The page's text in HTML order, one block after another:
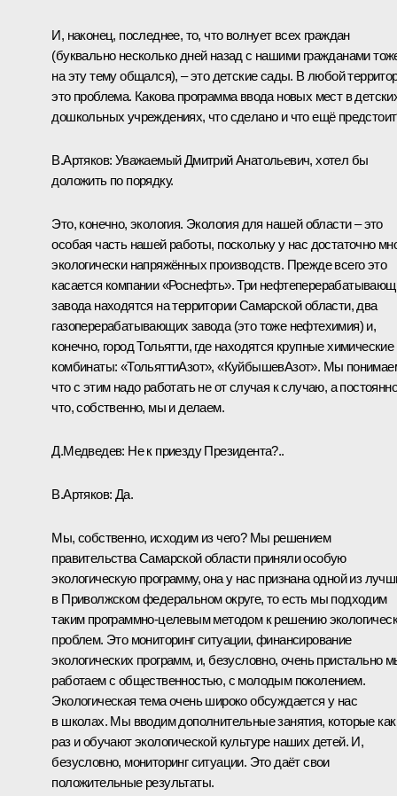
И, наконец, последнее, то, что волнует всех граждан
(буквально несколько дней назад с нашими гражданами
на эту темуобщался), – это детские сады. В любой
это проблема. Какова программа ввода новых мест в
дошкольных учреждениях, что сделано и что ещё
В.Артяков: Уважаемый Дмитрий Анатольевич, хотел бы
доложить по порядку.
Это, конечно, экология. Экология для нашей области – это
особая часть нашей работы, поскольку у нас достаточно
экологически напряжённых производств. Прежде всего это
касается компании «Роснефть». Три
завода находятся на территории Самарской области, два
газоперерабатывающих завода (это тоже нефтехимия) и,
конечно, город Тольятти, где находятся крупные химические
комбинаты: «ТольяттиАзот», «КуйбышевАзот». Мы
что с этим надо работать не от случая к случаю, а
что, собственно, мы и делаем.
Д.Медведев: Не к приезду Президента?..
В.Артяков: Да.
Мы, собственно, исходим из чего? Мы решением
правительства Самарской области приняли особую
экологическую программу, она у нас признана одной из
в Приволжском федеральном округе, то есть мы подходим
таким программно-целевым методом к решению
проблем. Это мониторинг ситуации, финансирование
экологических программ, и, безусловно, очень пристально
работаем с общественностью, с молодым поколением.
Экологическая тема очень широко обсуждается у нас
в школах. Мы вводим дополнительные занятия, которые как
раз и обучают экологической культуре наших детей. И,
безусловно, мониторинг ситуации. Это даёт свои
положительные результаты.